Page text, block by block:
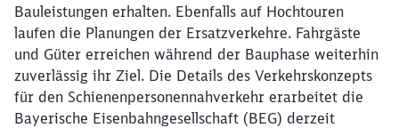
Bauleistungen erhalten. Ebenfalls auf Hochtouren
laufen die Planungen der Ersatzverkehre. Fahrgäste
und Güter erreichen während der Bauphase weiterhin
zuverlässig ihr Ziel. Die Details des Verkehrskonzepts
für den Schienenpersonennahverkehr erarbeitet die
Bayerische Eisenbahngesellschaft (BEG) derzeit